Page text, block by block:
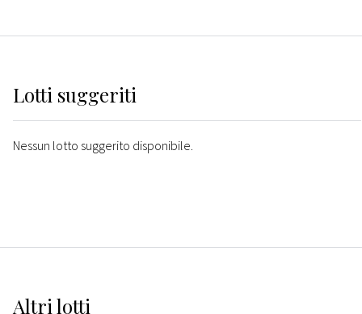
Lotti suggeriti
Nessun lotto suggerito disponibile.
Altrilotti